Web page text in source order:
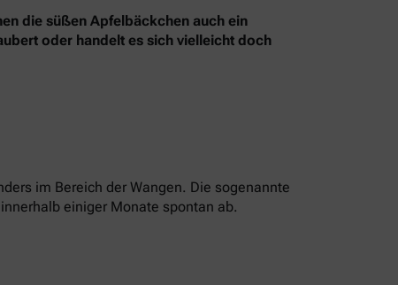
die süßen Apfelbäckchen auch ein
oder handelt es sich vielleicht doch
im Bereich der Wangen. Die sogenannte
einiger Monate spontan ab.